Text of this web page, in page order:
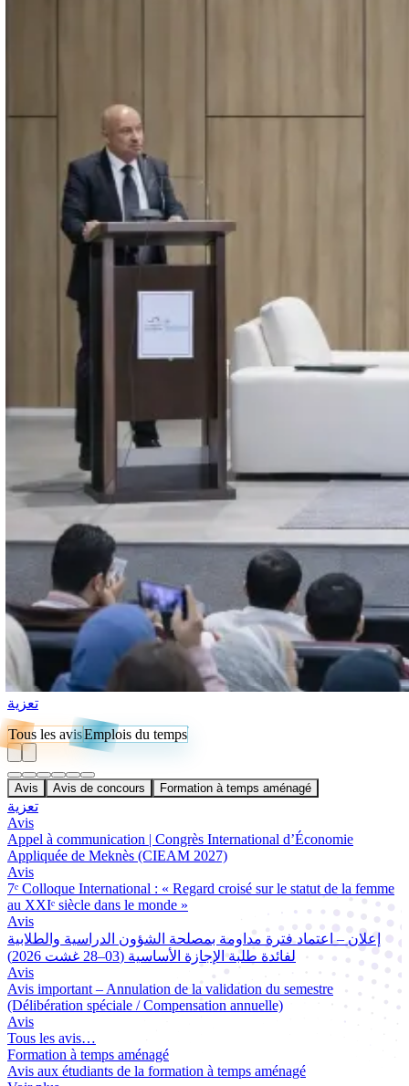
تعزية
Tous les avisEmplois du temps
Avis Avis de concours Formation à temps aménagé
تعزية
Avis
Appel à communication | Congrès International d’Économie
Appliquée de Meknès (CIEAM 2027)
Avis
7ᵉ Colloque International : « Regard croisé sur le statut de la femme
au XXIᵉ siècle dans le monde »
Avis
إعلان – اعتماد فترة مداومة بمصلحة الشؤون الدراسية والطلابية
لفائدة طلبة الإجازة الأساسية (03–28 غشت 2026)
Avis
Avis important – Annulation de la validation du semestre
(Délibération spéciale / Compensation annuelle)
Avis
Tous les avis…
Formation à temps aménagé
Avis aux étudiants de la formation à temps aménagé